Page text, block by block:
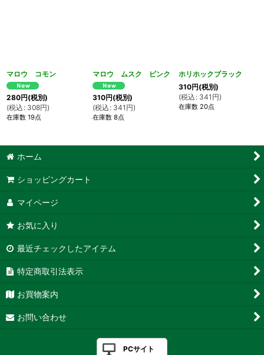
マロウ コモン
280円(税別)
(税込 : 308円)
在庫数 19点
マロウ ムスク ピンク
310円(税別)
(税込 : 341 円)
在庫数 8点
ホリホックブラック
310円(税別)
(税込 : 341 円)
在庫数 20点
ホーム
ショッピングカート
マイページ
お気に入り
最近チェックしたアイテム
特定商取引法表示
お買物案内
お問い合わせ
PCサイト